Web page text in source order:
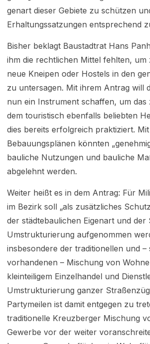
genart dieser Gebiete zu schützen
Erhaltungssatzungen ent­sprechend
Bisher beklagt Baustadtrat Hans
ihm die rechtli­chen Mittel fehlten, um
neue Kneipen oder Hostels in den
zu untersagen. Mit ihrem Antrag will
nun ein Instrument schaffen, um das
dem touristisch eben­falls beliebten
dies bereits erfolgreich praktiziert.
Bebauungsplänen könnten
bauliche Nutzungen und bauliche
abgelehnt werden.
Weiter heißt es in dem Antrag: Für
im Bezirk soll „als zusätzliches
der städtebaulichen Eigenart und
Umstrukturierung aufgenommen
insbesondere der traditionellen und –
vorhandenen – Mischung von
kleinteiligem Einzelhandel und
Umstrukturierung ganzer
Partymeilen ist damit entgegen zu
traditionelle Kreuzberger Mischung
Gewerbe vor der weiter